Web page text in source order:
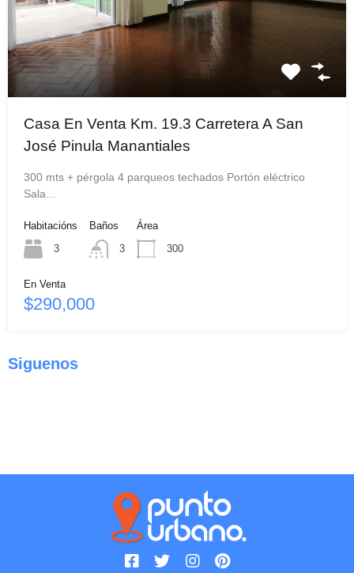
Casa En Venta Km. 19.3 Carretera A San
José Pinula Manantiales
300 mts + pérgola 4 parqueos techados Portón eléctrico
Sala…
Habitacións
3
Baños
3
Área
300
En Venta
$290,000
Siguenos